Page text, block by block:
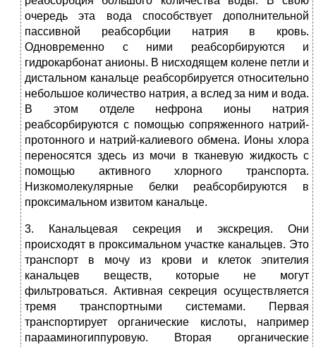
очередь эта вода способствует дополнительной
пассивной реабсорбции натрия в кровь.
Одновременно с ними реабсорбируются и
гидрокарбонат анионы. В нисходящем колене петли и
дистальном канальце реабсорбируется относительно
небольшое количество натрия, а вслед за ним и вода.
В этом отделе нефрона ионы натрия
реабсорбируются с помощью сопряженного натрий-
протонного и натрий-калиевого обмена. Ионы хлора
переносятся здесь из мочи в тканевую жидкость с
помощью активного хлорного транспорта.
Низкомолекулярные белки реабсорбируются в
проксимальном извитом канальце.
3. Канальцевая секреция и экскреция. Они
происходят в проксимальном участке канальцев. Это
транспорт в мочу из крови и клеток эпителия
канальцев веществ, которые не могут
фильтроваться. Активная секреция осуществляется
тремя транспортными системами. Первая
транспортирует органические кислоты, например
парааминогиппуровую. Вторая органические